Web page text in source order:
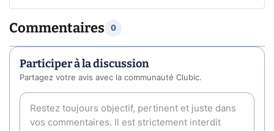
Commentaires 0
Participer à la discussion
Partagez votre avis avec la communauté Clubic.